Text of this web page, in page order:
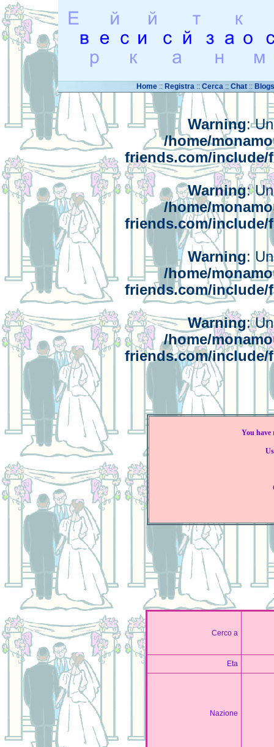
Home :: Registra:: Cerca :: Chat :: Blogs
Warning:
/home/
friends.com/
Warning:
/home/
friends.com/
Warning:
/home/
friends.com/
Warning:
/home/
friends.com/
You have
Cerco a
Etа
Nazione